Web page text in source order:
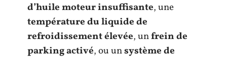
d’huile moteur insuffisante, une
température du liquide de
refroidissement élevée, unfrein de
parking activé, ou unsystème de